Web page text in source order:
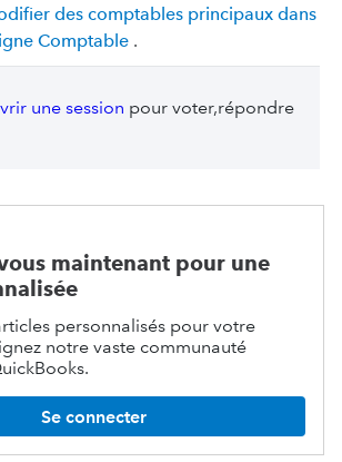
des comptables principaux dans
Comptable .
une session pour voter,répondre
maintenant pour une
personnalisés pour votre
notre vaste communauté
Se connecter